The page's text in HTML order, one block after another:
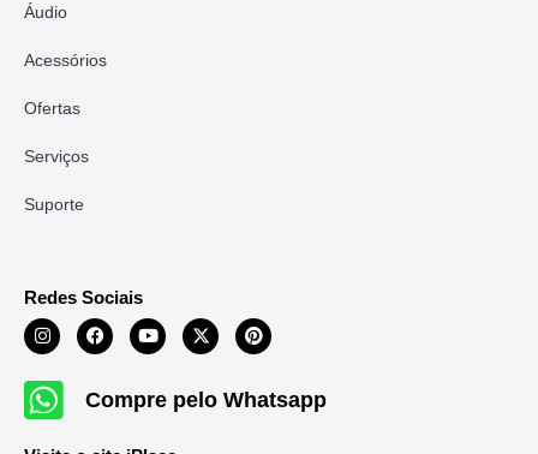
Áudio
Acessórios
Ofertas
Serviços
Suporte
Redes Sociais
Compre pelo Whatsapp